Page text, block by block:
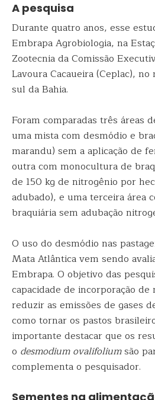
A pesquisa
Durante quatro anos, esse
Embrapa Agrobiologia, na
Zootecnia da Comissão
Lavoura Cacaueira (Ceplac),
sul da Bahia.
Foram comparadas três áreas
uma mista com desmódio e
marandu) sem a aplicação de
outra com monocultura de
de 150 kg de nitrogênio por
adubado), e uma terceira área
braquiária sem adubação
O uso do desmódio nas
Mata Atlântica vem sendo
Embrapa. O objetivo das
capacidade de incorporação
reduzir as emissões de gases
como tornar os pastos
importante destacar que os
o desmodium ovalifoliumsão
complementa o pesquisador.
Sementes na